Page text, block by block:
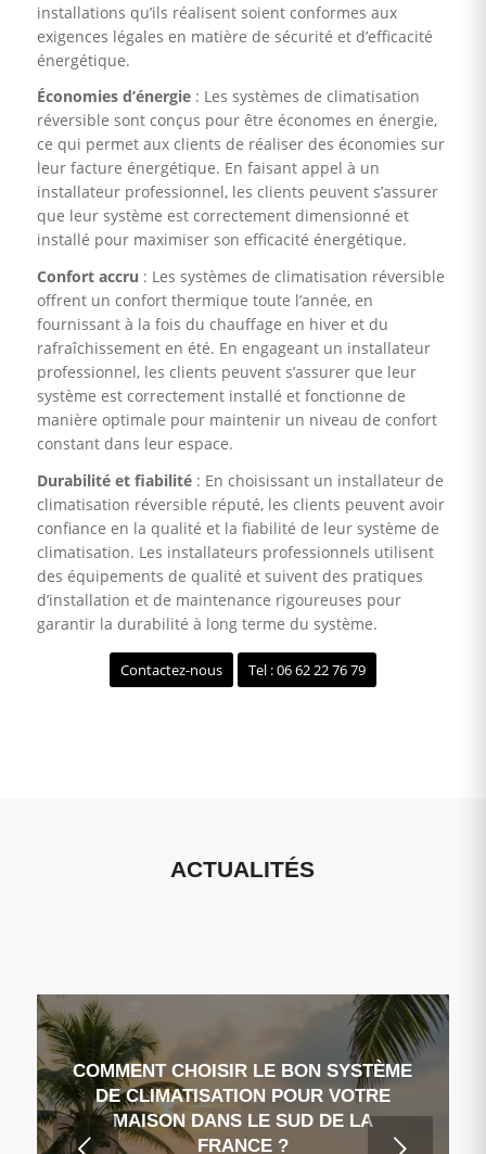
installations qu’ils réalisent soient conformes aux
exigences légales en matière de sécurité et d’efficacité
énergétique.
Économies d’énergie: Les systèmes de climatisation
réversible sont conçus pour être économes en énergie,
ce qui permet aux clients de réaliser des économies sur
leur facture énergétique. En faisant appel à un
installateur professionnel, les clients peuvent s’assurer
que leur système est correctement dimensionné et
installé pour maximiser son efficacité énergétique.
Confort accru : Les systèmes de climatisation réversible
offrent un confort thermique toute l’année, en
fournissant à la fois du chauffage en hiver et du
rafraîchissement en été. En engageant un installateur
professionnel, les clients peuvent s’assurer que leur
système est correctement installé et fonctionne de
manière optimale pour maintenir un niveau de confort
constant dans leur espace.
Durabilité et fiabilité: En choisissant un installateur de
climatisation réversible réputé, les clients peuvent avoir
confiance en la qualité et la fiabilité de leur système de
climatisation. Les installateurs professionnels utilisent
des équipements de qualité et suivent des pratiques
d’installation et de maintenance rigoureuses pour
garantir la durabilité à long terme du système.
Contactez-nous Tel : 06 62 22 76 79
ACTUALITÉS
COMMENT CHOISIR LE BON SYSTÈME
DE CLIMATISATION POUR VOTRE
MAISON DANS LE SUD DE LA
FRANCE ?